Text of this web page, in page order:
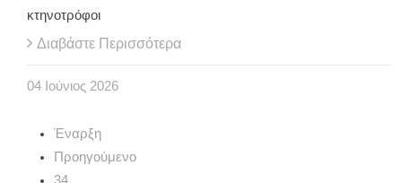
κτηνοτρόφοι
Διαβάστε Περισσότερα
04 Ιούνιος 2026
Έναρξη
Προηγούμενο
34